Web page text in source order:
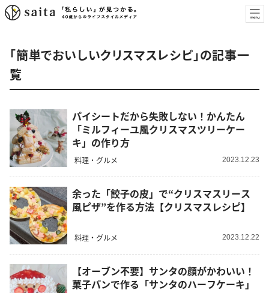
「簡単でおいしいクリスマスレシピ」の記事一
覧
パイシートだから失敗しない！かんたん
「ミルフィーユ風クリスマスツリーケー
キ」の作り方
料理・グルメ 2023.12.23
余った「餃子の皮」で“クリスマスリース
風ピザ”を作る方法【クリスマスレシピ】
料理・グルメ 2023.12.22
【オーブン不要】サンタの顔がかわいい！
菓子パンで作る「サンタのハーフケーキ」